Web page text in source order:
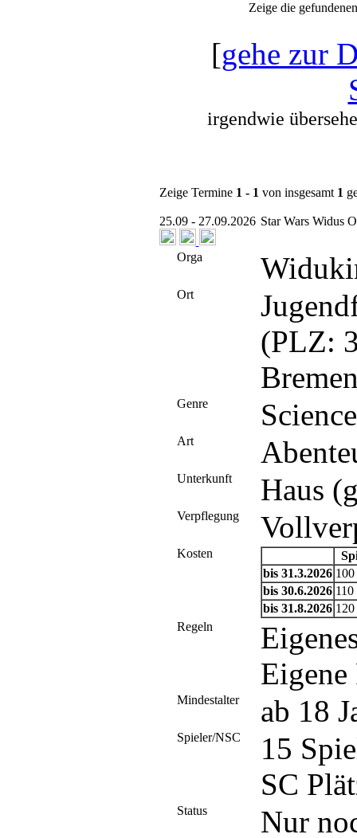
Zeige die
[gehe zur
irgendwie
Zeige Termine 1 - 1 von insgesamt 1
25.09 - 27.09.2026 Star Wars Widus
Orga
Ort
(PLZ:
Genre
Art
Unterkunft Haus
Verpflegung
Kosten
bis 31.3.2026
bis 30.6.2026
bis 31.8.2026
Regeln
Eigene
Mindestalter ab 18
Spieler/NSC
15
SC
Status Nur